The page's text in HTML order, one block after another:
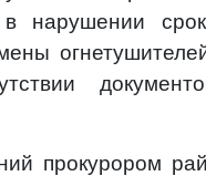
нарушении
прокурором